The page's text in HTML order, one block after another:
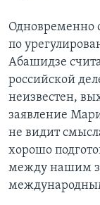
Одновременно
по
Абашидзе
российской
неизвестен,
заявление
не видит
хорошо
между нашим